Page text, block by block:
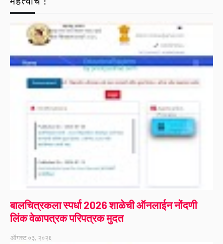
बालचित्रकला स्पर्धा 2026 शाळेची ऑनलाईन नोंदणी
लिंक वेळापत्रक परिपत्रक मुदत
ऑगस्ट ०३, २०२६